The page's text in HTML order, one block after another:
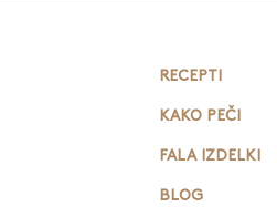
RECEPTI
KAKO PEČI
FALA IZDELKI
BLOG